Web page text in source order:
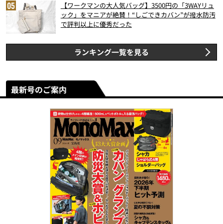
【ワークマンの大人気バッグ】3500円の「3WAYリュ
ック」をマニアが絶賛！“しごできカバン”が撥水防汚
で評判以上に優秀だった
ランキング一覧を見る
最新号のご案内